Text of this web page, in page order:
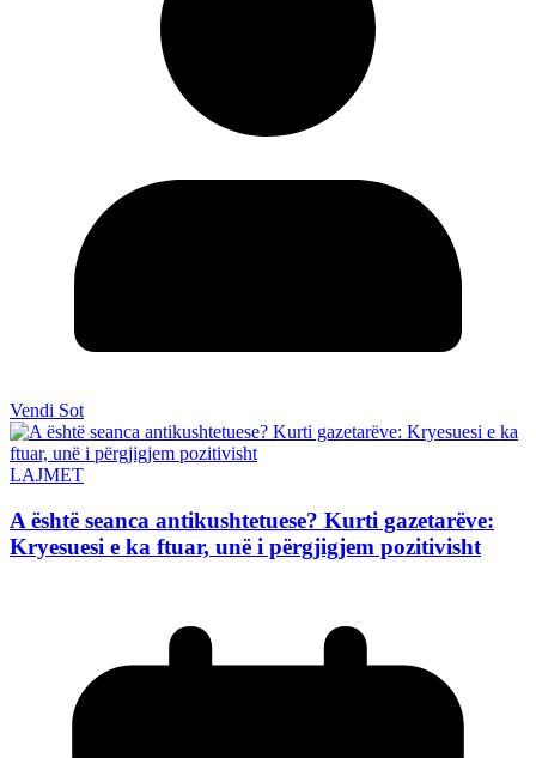
Vendi Sot
LAJMET
A është seanca antikushtetuese? Kurti gazetarëve:
Kryesuesi e ka ftuar, unë i përgjigjem pozitivisht